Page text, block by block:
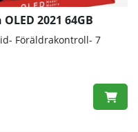
2021 64GB
Föräldrakontroll- 7